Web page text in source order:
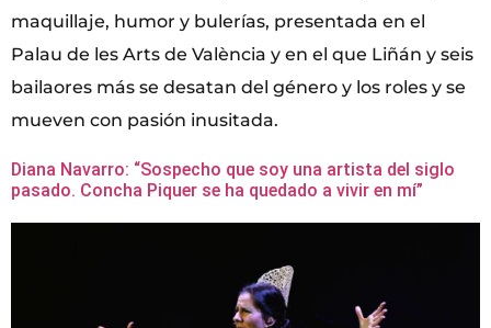
maquillaje, humor y bulerías, presentada en el
Palau de les Arts de València y en el que Liñán y seis
bailaores más se desatan del género y los roles y se
mueven con pasión inusitada.
Diana Navarro: “Sospecho que soy una artista del siglo
pasado. Concha Piquer se ha quedado a vivir en mí”